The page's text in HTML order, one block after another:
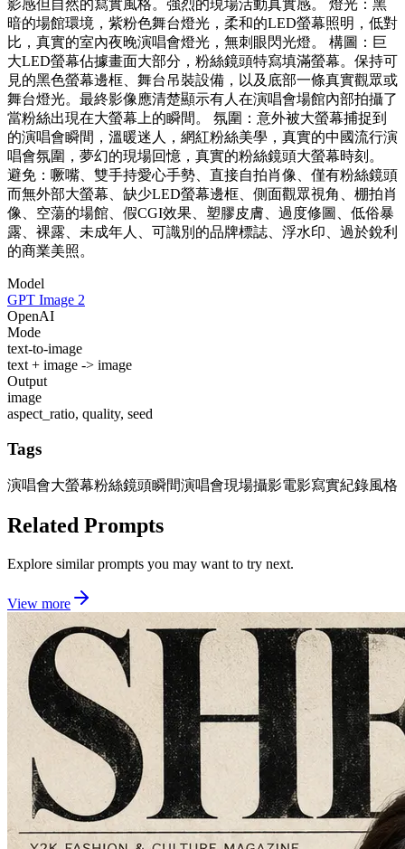
影感但自然的寫實風格。強烈的現場活動真實感。 燈光：黑
暗的場館環境，紫粉色舞台燈光，柔和的LED螢幕照明，低對
比，真實的室內夜晚演唱會燈光，無刺眼閃光燈。 構圖：巨
大LED螢幕佔據畫面大部分，粉絲鏡頭特寫填滿螢幕。保持可
見的黑色螢幕邊框、舞台吊裝設備，以及底部一條真實觀眾或
舞台燈光。最終影像應清楚顯示有人在演唱會場館內部拍攝了
當粉絲出現在大螢幕上的瞬間。 氛圍：意外被大螢幕捕捉到
的演唱會瞬間，溫暖迷人，網紅粉絲美學，真實的中國流行演
唱會氛圍，夢幻的現場回憶，真實的粉絲鏡頭大螢幕時刻。
避免：噘嘴、雙手持愛心手勢、直接自拍肖像、僅有粉絲鏡頭
而無外部大螢幕、缺少LED螢幕邊框、側面觀眾視角、棚拍肖
像、空蕩的場館、假CGI效果、塑膠皮膚、過度修圖、低俗暴
露、裸露、未成年人、可識別的品牌標誌、浮水印、過於銳利
的商業美照。
Model
GPT Image 2
OpenAI
Mode
text-to-image
text + image -> image
Output
image
aspect_ratio, quality, seed
Tags
演唱會大螢幕粉絲鏡頭瞬間演唱會現場攝影電影寫實紀錄風格
Related Prompts
Explore similar prompts you may want to try next.
View more